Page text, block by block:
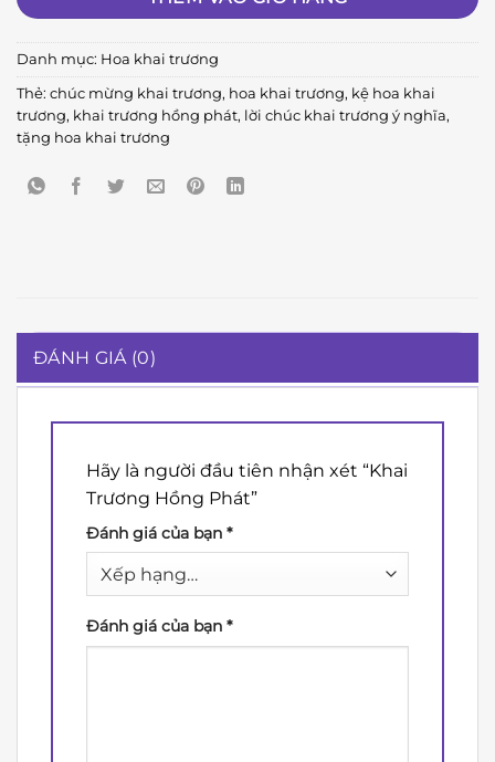
Danh mục: Hoa khai trương
Thẻ: chúc mừng khai trương, hoa khai trương, kệ hoa khai
trương, khai trương hồng phát, lời chúc khai trương ý nghĩa,
tặng hoa khai trương
ĐÁNH GIÁ (0)
Hãy là người đầu tiên nhận xét “Khai
Trương Hồng Phát”
Đánh giá của bạn *
Đánh giá của bạn *